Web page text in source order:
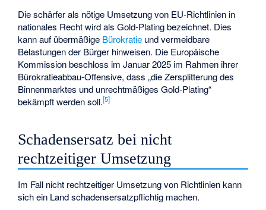
Die schärfer als nötige Umsetzung von EU-Richtlinien in
nationales Recht wird alsGold-Platingbezeichnet. Dies
kann auf übermäßige Bürokratie und vermeidbare
Belastungen der Bürger hinweisen. Die Europäische
Kommission beschloss im Januar 2025 im Rahmen ihrer
Bürokratieabbau-Offensive, dass „die Zersplitterung des
Binnenmarktes und unrechtmäßiges Gold-Plating“
bekämpft werden soll.[5]
Schadensersatz bei nicht
rechtzeitiger Umsetzung
Im Fall nicht rechtzeitiger Umsetzung von Richtlinien kann
sich ein Land schadensersatzpflichtig machen.